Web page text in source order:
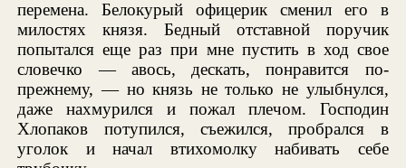
перемена. Белокурый офицерик сменил его в
милостях князя. Бедный отставной поручик
попытался еще раз при мне пустить в ход свое
словечко — авось, дескать, понравится по-
прежнему, — но князь не только не улыбнулся,
даже нахмурился и пожал плечом. Господин
Хлопаков потупился, съежился, пробрался в
уголок и начал втихомолку набивать себе